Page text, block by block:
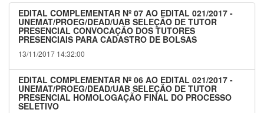
EDITAL COMPLEMENTAR Nº 07 AO EDITAL 021/2017 -
UNEMAT/PROEG/DEAD/UAB SELEÇÃO DE TUTOR
PRESENCIAL CONVOCAÇÃO DOS TUTORES
PRESENCIAIS PARA CADASTRO DE BOLSAS
13/11/2017 14:32:00
EDITAL COMPLEMENTAR Nº 06 AO EDITAL 021/2017 -
UNEMAT/PROEG/DEAD/UAB SELEÇÃO DE TUTOR
PRESENCIAL HOMOLOGAÇÃO FINAL DO PROCESSO
SELETIVO